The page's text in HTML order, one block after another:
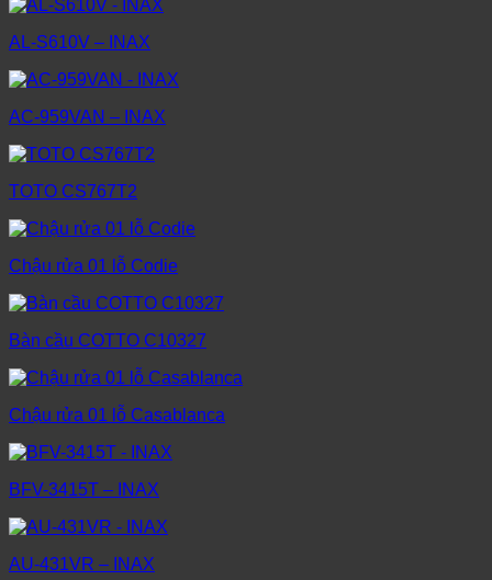
AL-S610V – INAX
AC-959VAN – INAX
TOTO CS767T2
Chậu rửa 01 lỗ Codie
Bàn cầu COTTO C10327
Chậu rửa 01 lỗ Casablanca
BFV-3415T – INAX
AU-431VR – INAX